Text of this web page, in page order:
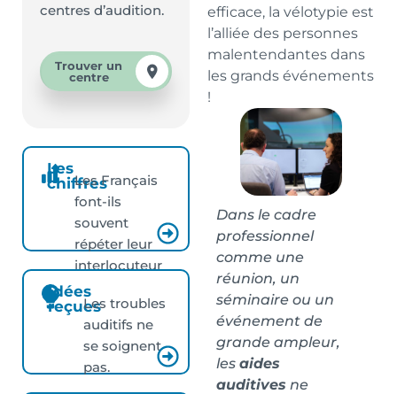
centres d’audition.
Trouver un
centre
Les
chiffres
Les Français
font-ils
souvent
répéter leur
interlocuteur
?
Idées
reçuesLes troubles
auditifs ne
se soignent
pas.
efficace, la vélotypie est
l’alliée des personnes
malentendantes dans
les grands événements
!
Dans le cadre
professionnel
comme une
réunion, un
séminaire ou un
événement de
grande ampleur,
les aides
auditives ne